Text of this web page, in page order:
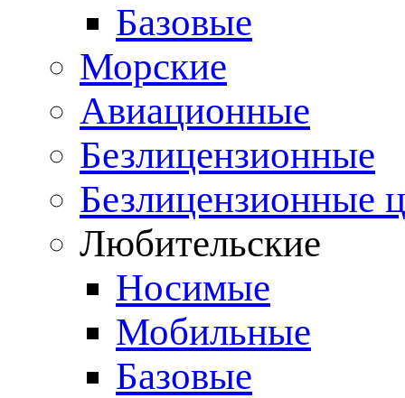
Базовые
Морские
Авиационные
Безлицензионные
Безлицензионные
Любительские
Носимые
Мобильные
Базовые